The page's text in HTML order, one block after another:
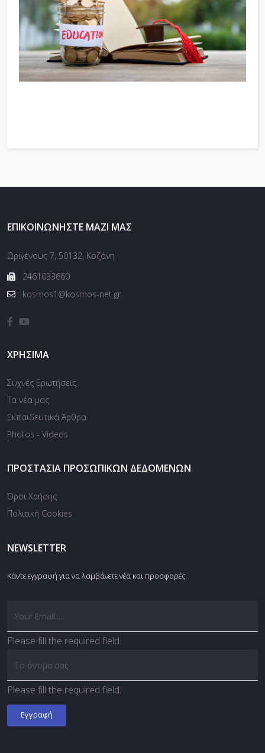
ΕΠΙΚΟΙΝΩΝΉΣΤΕ ΜΑΖΊ ΜΑΣ
Ωριγένους 7, 50132, Κοζάνη
2461033660
kosmos1@kosmos-net.gr
ΧΡΉΣΙΜΑ
Συχνές Ερωτήσεις
Τα νέα μας
Εκπαιδευτικά Άρθρα
Photos - Videos
ΠΡΟΣΤΑΣΊΑ ΠΡΟΣΩΠΙΚΏΝ ΔΕΔΟΜΈΝΩΝ
Όροι Χρήσης
Πολιτική Cookies
NEWSLETTER
Κάντε εγγραφή για να λαμβάνετε νέα και προσφορές
Please fill the required field.
Please fill the required field.
Εγγραφή